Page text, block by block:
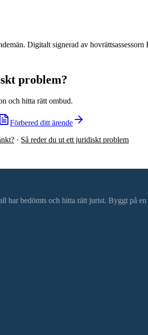
Digitalt signerad av hovrättsassessorn
problem?
och hitta rätt ombud.
Förbered ditt ärende
· Så reder du ut ett juridiskt problem
har bedömts och hitta rätt jurist. Byggt på